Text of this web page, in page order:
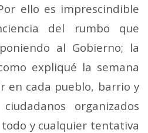
ello es imprescindible
del rumbo que
al Gobierno; la
expliqué la semana
en cada pueblo, barrio y
organizados
y cualquier tentativa